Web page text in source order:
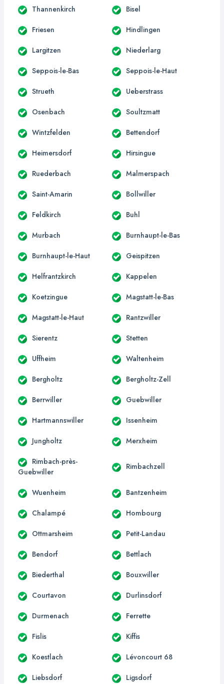
Thannenkirch Bisel
Friesen Hindlingen
Largitzen Niederlarg
Seppois-le-Bas Seppois-le-Haut
Strueth Ueberstrass
Osenbach Soultzmatt
Wintzfelden Bettendorf
Heimersdorf Hirsingue
Ruederbach Malmerspach
Saint-Amarin Bollwiller
Feldkirch Buhl
Murbach Burnhaupt-le-Bas
Burnhaupt-le-Haut Geispitzen
Helfrantzkirch Kappelen
Koetzingue Magstatt-le-Bas
Magstatt-le-Haut Rantzwiller
Sierentz Stetten
Uffheim Waltenheim
Bergholtz Bergholtz-Zell
Berrwiller Guebwiller
Hartmannswiller Issenheim
Jungholtz Merxheim
Rimbach-près-
Guebwiller
Rimbachzell
Wuenheim Bantzenheim
Chalampé Hombourg
Ottmarsheim Petit-Landau
Bendorf Bettlach
Biederthal Bouxwiller
Courtavon Durlinsdorf
Durmenach Ferrette
Fislis Kiffis
Koestlach Lévoncourt 68
Liebsdorf Ligsdorf